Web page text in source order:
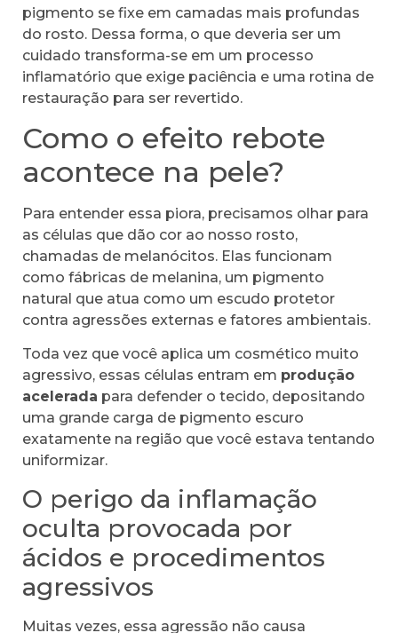
pigmento se fixe em camadas mais profundas
do rosto. Dessa forma, o que deveria ser um
cuidado transforma-se em um processo
inflamatório que exige paciência e uma rotina de
restauração para ser revertido.
Como o efeito rebote
acontece na pele?
Para entender essa piora, precisamos olhar para
as células que dão cor ao nosso rosto,
chamadas de melanócitos. Elas funcionam
como fábricas de melanina, um pigmento
natural que atua como um escudo protetor
contra agressões externas e fatores ambientais.
Toda vez que você aplica um cosmético muito
agressivo, essas células entram em produção
acelerada para defender o tecido, depositando
uma grande carga de pigmento escuro
exatamente na região que você estava tentando
uniformizar.
O perigo da inflamação
oculta provocada por
ácidos e procedimentos
agressivos
Muitas vezes, essa agressão não causa